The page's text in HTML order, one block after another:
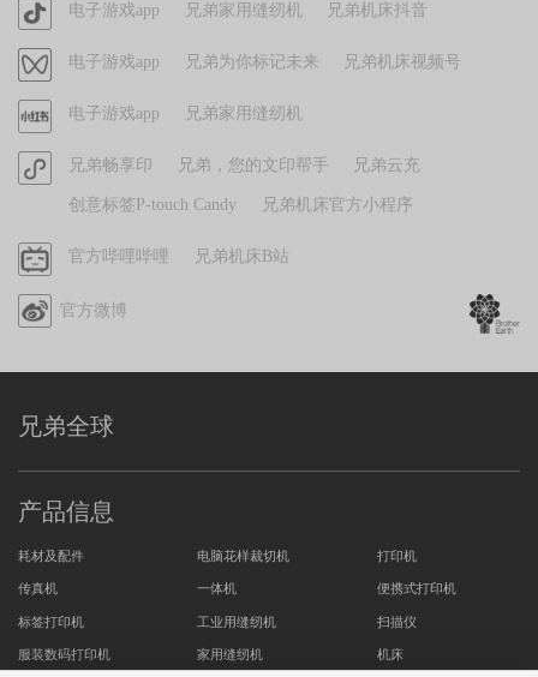
官
抖
电子游戏app 兄弟家用缝纫机 兄弟机床抖音
视
号
电子游戏app 兄弟为你标记未来 兄弟机床视频号
官
小
红
电子游戏app 兄弟家用缝纫机
官
方
程
兄弟畅享印 兄弟，您的文印帮手 兄弟云充
创意标签P-touch Candy 兄弟机床官方小程序
哔
哔
官方哔哩哔哩 兄弟机床B站
官方微博
兄弟全球
产品信息
耗材及配件 电脑花样裁切机 打印机
传真机 一体机 便携式打印机
标签打印机 工业用缝纫机 扫描仪
服装数码打印机 家用缝纫机 机床